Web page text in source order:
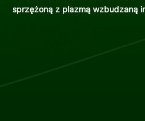
sprzężoną z plazmą wzbudzaną